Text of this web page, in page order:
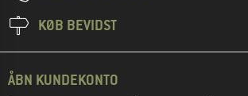
KØB BEVIDST
ÅBN KUNDEKONTO